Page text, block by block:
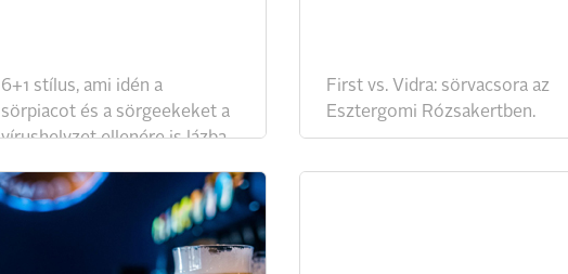
6+1 stílus, ami idén a
sörpiacot és a sörgeekeket a
vírushelyzet ellenére is lázba
First vs. Vidra: sörvacsora az
Esztergomi Rózsakertben.